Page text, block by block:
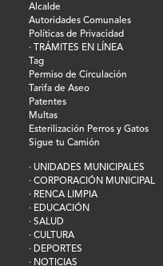
Alcalde
Autoridades Comunales
Políticas de Privacidad
· TRÁMITES EN LÍNEA
Tag
Permiso de Circulación
Tarifa de Aseo
Patentes
Multas
Esterilización Perros y Gatos
Sigue tu Camión
· UNIDADES MUNICIPALES
· CORPORACIÓN MUNICIPAL
· RENCA LIMPIA
· EDUCACIÓN
· SALUD
· CULTURA
· DEPORTES
· NOTICIAS